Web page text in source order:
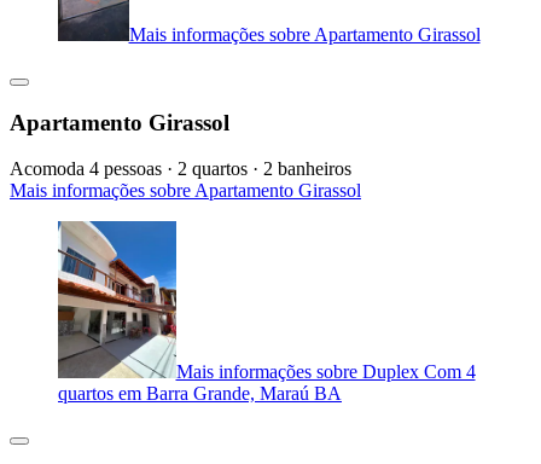
Mais informações sobre Apartamento Girassol
Apartamento Girassol
Acomoda 4 pessoas · 2 quartos · 2 banheiros
Mais informações sobre Apartamento Girassol
Mais informações sobre Duplex Com 4
quartos em Barra Grande, Maraú BA